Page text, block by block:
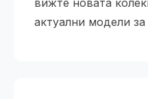
вижте новата
актуални модели за